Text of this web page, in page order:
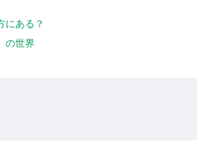
にある？
の世界